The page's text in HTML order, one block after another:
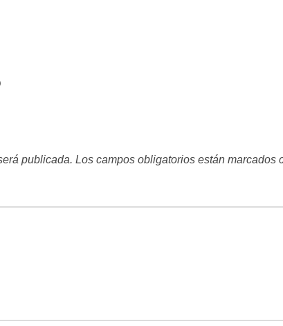
publicada. Los campos obligatorios están marcados